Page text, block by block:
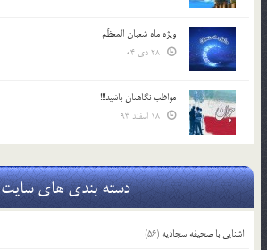
ویژه ماه شعبان المعظّم
مواظب نگاهتان باشید!!!
دسته بندی های سایت
آشنایی با صحیفه سجادیه (56)